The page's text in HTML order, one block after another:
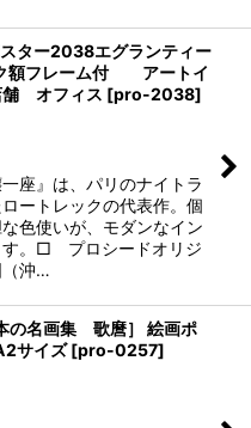
ター2038エグランティー
額フレーム付 アートイ
オフィス [pro-2038]
座』は、パリのナイトラ
ートレックの代表作。個
色使いが、モダンなイン
す。□ プロシードオリジ
（沖…
の名画集 歌麿］ 絵画ポ
サイズ [pro-0257]